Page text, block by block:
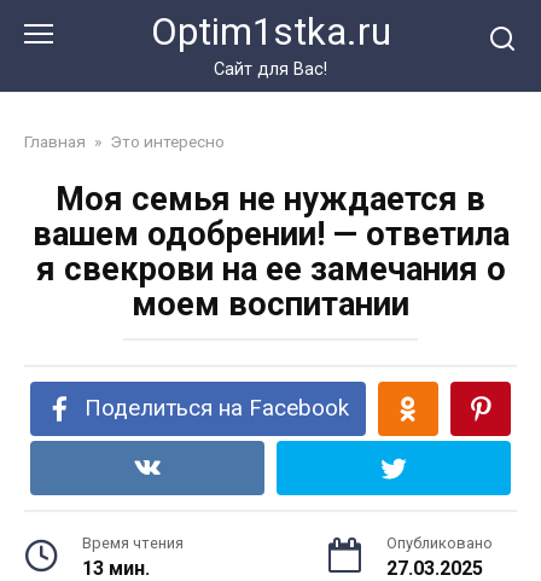
Optim1stka.ru
Сайт для Вас!
Главная » Это интересно
Моя семья не нуждается в
вашем одобрении! — ответила
я свекрови на ее замечания о
моем воспитании
Поделиться на Facebook
Время чтения
13 мин.
Опубликовано
27.03.2025